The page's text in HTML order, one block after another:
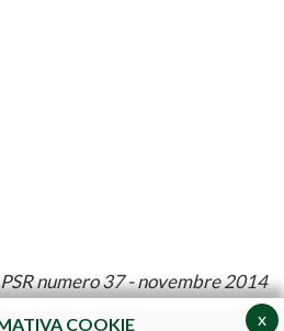
numero 37 - novembre 2014
x
COOKIE